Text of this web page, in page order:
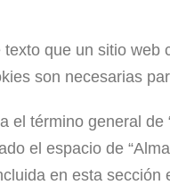
que un sitio
son necesarias
el término general
el espacio de
en esta